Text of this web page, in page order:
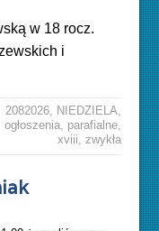
w 18 rocz.
i
2082026, NIEDZIELA,
ogłoszenia, parafialne,
xviii, zwykła